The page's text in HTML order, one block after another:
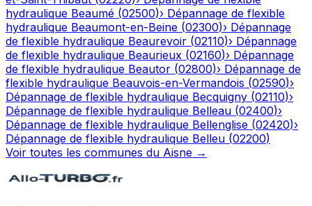
hydraulique Beaumé (02500)› Dépannage de flexible
hydraulique Beaumont-en-Beine (02300)› Dépannage
de flexible hydraulique Beaurevoir (02110)› Dépannage
de flexible hydraulique Beaurieux (02160)› Dépannage
de flexible hydraulique Beautor (02800)› Dépannage de
flexible hydraulique Beauvois-en-Vermandois (02590)›
Dépannage de flexible hydraulique Becquigny (02110)›
Dépannage de flexible hydraulique Belleau (02400)›
Dépannage de flexible hydraulique Bellenglise (02420)›
Dépannage de flexible hydraulique Belleu (02200)
Voir toutes les communes du Aisne →